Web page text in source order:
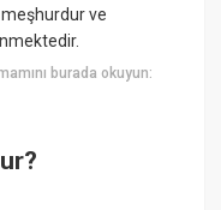
ve
burada okuyun: